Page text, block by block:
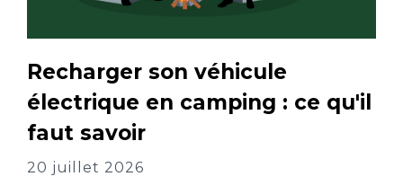
Recharger son véhicule
électrique en camping : ce qu'il
faut savoir
20 juillet 2026